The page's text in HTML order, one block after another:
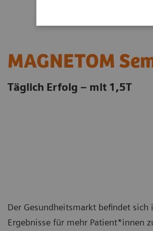
MAGNETOM
Täglich Erfolg – mit 1,5T
Der Gesundheitsmarkt befindet
Ergebnisse für mehr Patient*innen